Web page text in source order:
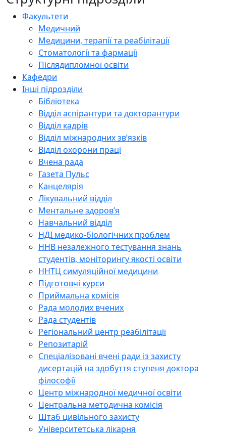
Факультети
Медичний
Медицини, терапії та реабілітації
Стоматології та фармації
Післядипломної освіти
Кафедри
Інші підрозділи
Бібліотека
Відділ аспірантури та докторантури
Відділ кадрів
Відділ міжнародних зв’язків
Відділ охорони праці
Вчена рада
Газета Пульс
Канцелярія
Лікувальний відділ
Ментальне здоров’я
Навчальний відділ
НДІ медико-біологічних проблем
ННВ незалежного тестування знань
студентів, моніторингу якості освіти
ННТЦ симуляційної медицини
Підготовчі курси
Приймальна комісія
Рада молодих вчених
Рада студентів
Регіональний центр реабілітації
Репозитарій
Спеціалізовані вчені ради із захисту
дисертацій на здобуття ступеня доктора
філософії
Центр міжнародної медичної освіти
Центральна методична комісія
Штаб цивільного захисту
Університетська лікарня